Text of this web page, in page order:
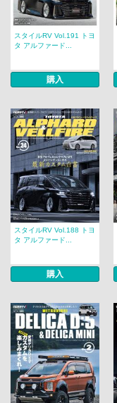
スタイルRV Vol.191 トヨ
タ アルファード...
購入
スタイルRV Vol.188 トヨ
タ アルファード...
購入